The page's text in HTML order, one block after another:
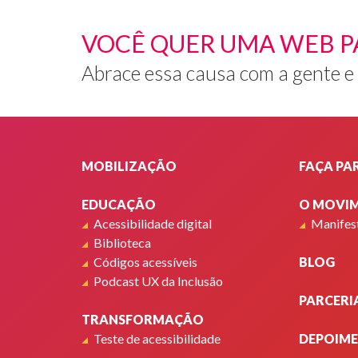
VOCÊ QUER UMA WEB
Abrace essa causa com a gente e
MOBILIZAÇÃO
EDUCAÇÃO
Acessibilidade digital
Biblioteca
Códigos acessíveis
Podcast UX da Inclusão
TRANSFORMAÇÃO
Teste de acessibilidade
FAÇA
O
BLOG